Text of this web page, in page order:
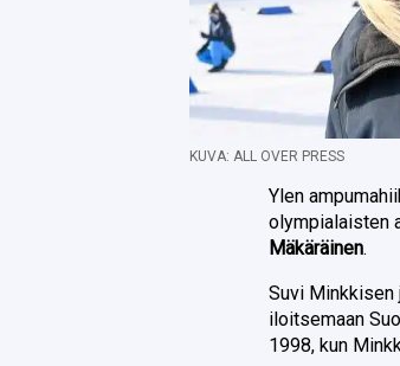
KUVA: ALL OVER PRESS
Ylen
olympialaisten
Mäkäräinen.
Suvi Minkkisen
iloitsemaan
1998, kun